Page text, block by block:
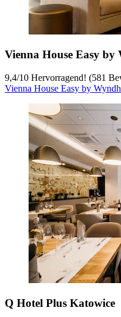
Vienna House Easy
9,4/10 Hervorragend! (581
Vienna House Easy by
Q Hotel Plus Katowice